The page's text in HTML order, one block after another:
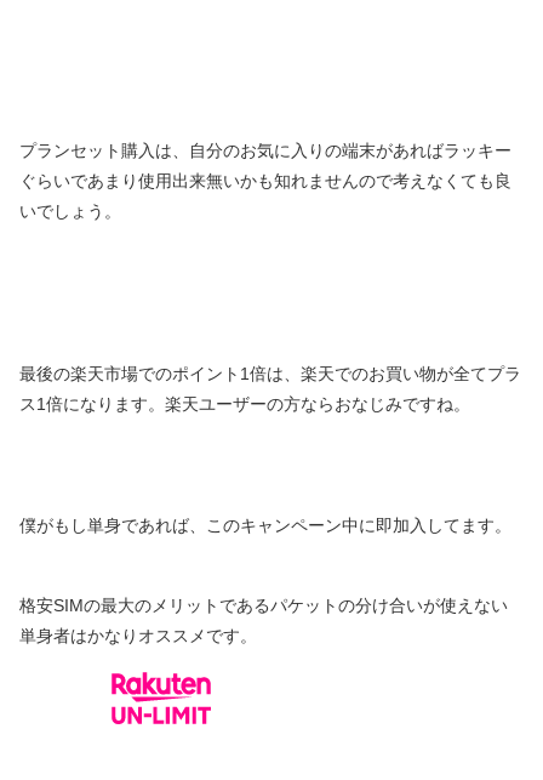
プランセット購入は、自分のお気に入りの端末があればラッキー
ぐらいであまり使用出来無いかも知れませんので考えなくても良
いでしょう。
最後の楽天市場でのポイント1倍は、楽天でのお買い物が全てプラ
ス1倍になります。楽天ユーザーの方ならおなじみですね。
僕がもし単身であれば、このキャンペーン中に即加入してます。
格安SIMの最大のメリットであるパケットの分け合いが使えない
単身者はかなりオススメです。